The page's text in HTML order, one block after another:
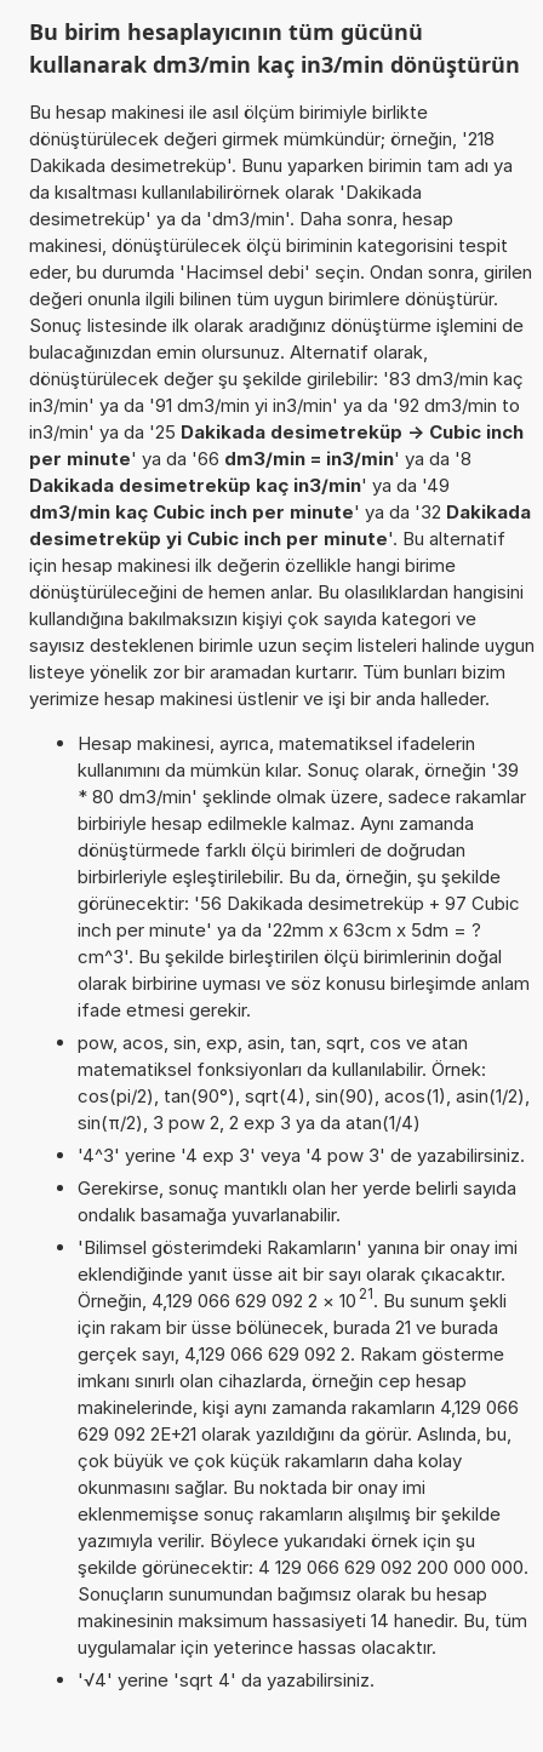
Bu birim hesaplayıcının tüm gücünü
kullanarak dm3/min kaç in3/min dönüştürün
Bu hesap makinesi ile asıl ölçüm birimiyle birlikte
dönüştürülecek değeri girmek mümkündür; örneğin, '218
Dakikada desimetreküp'. Bunu yaparken birimin tam adı ya
da kısaltması kullanılabilirörnek olarak 'Dakikada
desimetreküp' ya da 'dm3/min'. Daha sonra, hesap
makinesi, dönüştürülecek ölçü biriminin kategorisini tespit
eder, bu durumda 'Hacimsel debi' seçin. Ondan sonra, girilen
değeri onunla ilgili bilinen tüm uygun birimlere dönüştürür.
Sonuç listesinde ilk olarak aradığınız dönüştürme işlemini de
bulacağınızdan emin olursunuz. Alternatif olarak,
dönüştürülecek değer şu şekilde girilebilir: '83 dm3/min kaç
in3/min' ya da '91 dm3/min yi in3/min' ya da '92 dm3/min to
in3/min' ya da '25 Dakikada desimetreküp -> Cubic inch
per minute' ya da '66 dm3/min = in3/min' ya da '8
Dakikada desimetreküp kaç in3/min' ya da '49
dm3/min kaç Cubic inch per minute' ya da '32 Dakikada
desimetreküp yi Cubic inch per minute'. Bu alternatif
için hesap makinesi ilk değerin özellikle hangi birime
dönüştürüleceğini de hemen anlar. Bu olasılıklardan hangisini
kullandığına bakılmaksızın kişiyi çok sayıda kategori ve
sayısız desteklenen birimle uzun seçim listeleri halinde uygun
listeye yönelik zor bir aramadan kurtarır. Tüm bunları bizim
yerimize hesap makinesi üstlenir ve işi bir anda halleder.
Hesap makinesi, ayrıca, matematiksel ifadelerin
kullanımını da mümkün kılar. Sonuç olarak, örneğin '39
* 80 dm3/min' şeklinde olmak üzere, sadece rakamlar
birbiriyle hesap edilmekle kalmaz. Aynı zamanda
dönüştürmede farklı ölçü birimleri de doğrudan
birbirleriyle eşleştirilebilir. Bu da, örneğin, şu şekilde
görünecektir: '56 Dakikada desimetreküp + 97 Cubic
inch per minute' ya da '22mm x 63cm x 5dm = ?
cm^3'. Bu şekilde birleştirilen ölçü birimlerinin doğal
olarak birbirine uyması ve söz konusu birleşimde anlam
ifade etmesi gerekir.
pow, acos, sin, exp, asin, tan, sqrt, cos ve atan
matematiksel fonksiyonları da kullanılabilir. Örnek:
cos(pi/2), tan(90°), sqrt(4), sin(90), acos(1), asin(1/2),
sin(π/2), 3 pow 2, 2 exp 3 ya da atan(1/4)
'4^3' yerine '4 exp 3' veya '4 pow 3' de yazabilirsiniz.
Gerekirse, sonuç mantıklı olan her yerde belirli sayıda
ondalık basamağa yuvarlanabilir.
'Bilimsel gösterimdeki Rakamların' yanına bir onay imi
eklendiğinde yanıt üsse ait bir sayı olarak çıkacaktır.
Örneğin, 4,129 066 629 092 2 × 10 21. Bu sunum şekli
için rakam bir üsse bölünecek, burada 21 ve burada
gerçek sayı, 4,129 066 629 092 2. Rakam gösterme
imkanı sınırlı olan cihazlarda, örneğin cep hesap
makinelerinde, kişi aynı zamanda rakamların 4,129 066
629 092 2E+21 olarak yazıldığını da görür. Aslında, bu,
çok büyük ve çok küçük rakamların daha kolay
okunmasını sağlar. Bu noktada bir onay imi
eklenmemişse sonuç rakamların alışılmış bir şekilde
yazımıyla verilir. Böylece yukarıdaki örnek için şu
şekilde görünecektir: 4 129 066 629 092 200 000 000.
Sonuçların sunumundan bağımsız olarak bu hesap
makinesinin maksimum hassasiyeti 14 hanedir. Bu, tüm
uygulamalar için yeterince hassas olacaktır.
'√4' yerine 'sqrt 4' da yazabilirsiniz.